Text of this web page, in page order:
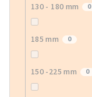
130 - 180 mm 0
185 mm 0
150 -225 mm 0